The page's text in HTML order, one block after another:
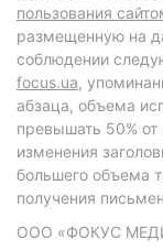
пользования
размещенную на
соблюдении
focus.ua,
абзаца, объема
превышать 50% от
изменения
большего объема
получения
ООО «ФОКУС